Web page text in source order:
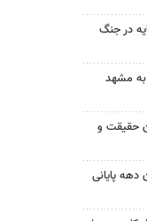
در جنگ
به مشهد
حقیقت و
پایانی